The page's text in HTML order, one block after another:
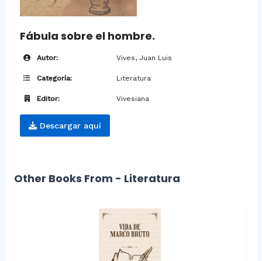
Fábula sobre el hombre.
Autor: Vives, Juan Luis
Categoría: Literatura
Editor: Vivesiana
Descargar aquí
Other Books From - Literatura